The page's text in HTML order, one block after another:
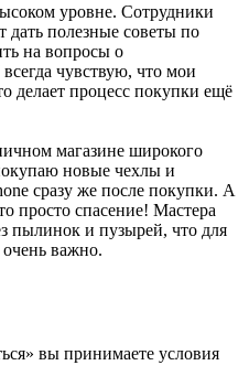
уровне. Сотрудники
полезные советы по
на вопросы о
чувствую, что мои
делает процесс покупки ещё
магазине широкого
новые чехлы и
сразу же после покупки. А
просто спасение! Мастера
пылинок и пузырей, что для
важно.
вы принимаете условия